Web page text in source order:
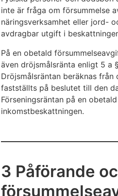
inte är fråga om försummelse
näringsverksamhet eller jord-
avdragbar utgift i
På en obetald
även dröjsmålsränta enligt 5 a
Dröjsmålsräntan beräknas
fastställts på beslutet till den
Förseningsräntan på en
inkomstbeskattningen.
3 Påförande